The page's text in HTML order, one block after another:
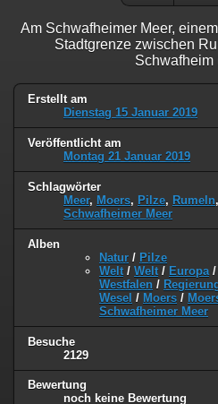
Am Schwafheimer Meer,
Stadtgrenze zwischen
Schwafheim
Erstellt am
Dienstag 15 Januar 2019
Veröffentlicht am
Montag 21 Januar 2019
Schlagwörter
Meer, Moers, Pilze, Rumeln,
Schwafheimer Meer
Alben
Natur / Pilze
Welt / Welt / Europa /
Westfalen /
Wesel / Moers /
Schwafheimer Meer
Besuche
2129
Bewertung
noch keine Bewertung